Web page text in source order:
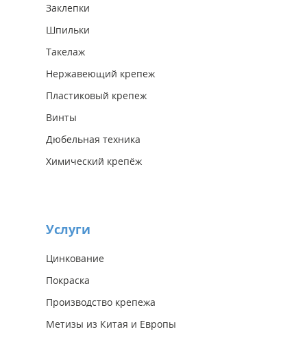
Заклепки
Шпильки
Такелаж
Нержавеющий крепеж
Пластиковый крепеж
Винты
Дюбельная техника
Химический крепёж
Услуги
Цинкование
Покраска
Производство крепежа
Метизы из Китая и Европы